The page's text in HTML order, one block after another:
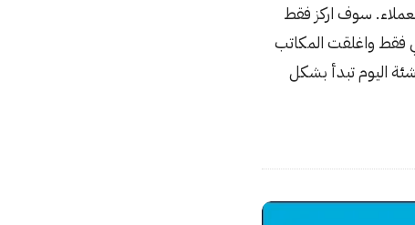
سوف اركز فقط
فقط واغلقت المكاتب
اليوم تبدأ بشكل